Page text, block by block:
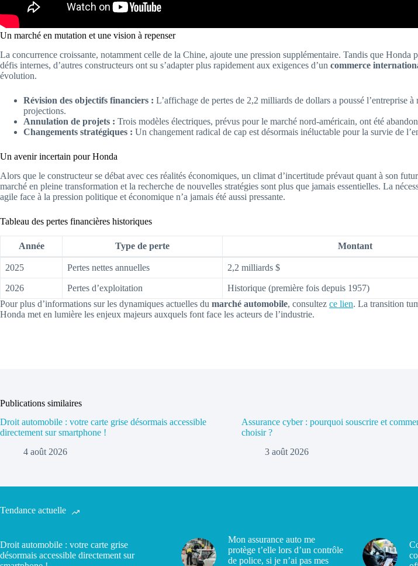
Un marché en mutation et une vision à repenser
La concurrence croissante, notamment celle de la Chine, ajoute une pression supplémentaire. Tandis que Honda
défis internes, d’autres constructeurs ont su s’adapter plus rapidement aux exigences d’un commerce
évolution.
Révision des objectifs financiers : L’affichage de pertes de 2,2 milliards de dollars a poussé l’entreprise à
projections.
Annulation de projets : Trois modèles électriques, prévus pour le marché nord-américain, ont été
Changements stratégiques : Un changement radical de cap est désormais inéluctable pour la survie de
Un avenir incertain pour Honda
Alors que le constructeur se débat avec ces réalités économiques, un climat d’incertitude prévaut quant à son
marché en pleine transformation et la recherche de nouvelles stratégies sont plus que jamais essentielles. La
agile face à la pression politique et économique n’a jamais été aussi pressante.
Tableau des pertes financières historiques
Année Type de perte Montant
2025 Pertes nettes annuelles 2,2 milliards $
2026 Pertes d’exploitation
Historique (première fois depuis 1957)
Pour plus d’informations sur les dynamiques actuelles du marché automobile, consultez ce lien. La transition
Honda met en lumière les enjeux majeurs auxquels font face les acteurs de l’industrie.
Publications similaires
Droit automobile : votre carte grise désormais accessible
directement sur smartphone !
4 août 2026
Assurance cyber : pourquoi souscrire et
choisir ?
3 août 2026
Tendance actuelle
Droit automobile : votre carte grise
désormais accessible directement sur
Mon assurance auto me
protège t’elle lors d’un contrôle
de police, si je n’ai pas mes